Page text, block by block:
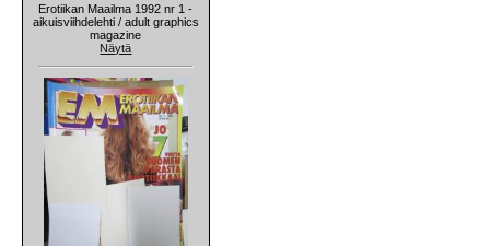
Erotiikan Maailma 1992 nr 1 -
aikuisviihdelehti / adult graphics
magazine
Näytä